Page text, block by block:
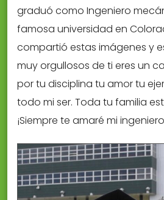
graduó como Ingeniero
famosa universidad en
compartió estas imágenes y
muy orgullosos de ti eres un
por tu disciplina tu amor tu
todo mi ser. Toda tu familia
¡Siempre te amaré mi